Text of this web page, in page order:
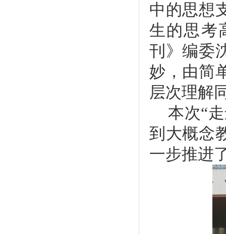
中的思想
生的思考
刊》编委
妙，由简
层次理解
本次“
到大概念
一步推进